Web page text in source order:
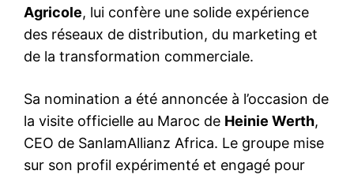
Agricole, lui confère une solide expérience
des réseaux de distribution, du marketing et
de la transformation commerciale.
Sa nomination a été annoncée à l’occasion de
la visite officielle au Maroc de Heinie Werth,
CEO de SanlamAllianz Africa. Le groupe mise
sur son profil expérimenté et engagé pour